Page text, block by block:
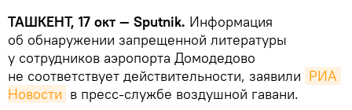
ТАШКЕНТ, 17 окт — Sputnik. Информация
об обнаружении запрещенной литературы
у сотрудников аэропорта Домодедово
не соответствует действительности, заявили РИА
Новости в пресс-службе воздушной гавани.